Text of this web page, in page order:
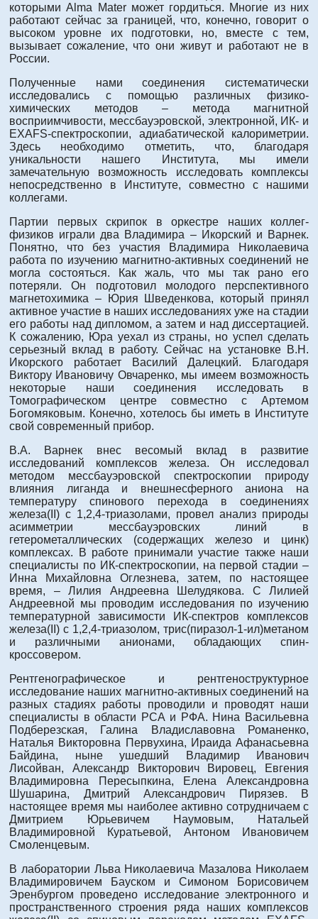
которыми Alma Mater может гордиться. Многие из них
работают сейчас за границей, что, конечно, говорит о
высоком уровне их подготовки, но, вместе с тем,
вызывает сожаление, что они живут и работают не в
России.
Полученные нами соединения систематически
исследовались с помощью различных физико-
химических методов – метода магнитной
восприимчивости, мессбауэровской, электронной, ИК- и
EXAFS-спектроскопии, адиабатической калориметрии.
Здесь необходимо отметить, что, благодаря
уникальности нашего Института, мы имели
замечательную возможность исследовать комплексы
непосредственно в Институте, совместно с нашими
коллегами.
Партии первых скрипок в оркестре наших коллег-
физиков играли два Владимира – Икорский и Варнек.
Понятно, что без участия Владимира Николаевича
работа по изучению магнитно-активных соединений не
могла состояться. Как жаль, что мы так рано его
потеряли. Он подготовил молодого перспективного
магнетохимика – Юрия Шведенкова, который принял
активное участие в наших исследованиях уже на стадии
его работы над дипломом, а затем и над диссертацией.
К сожалению, Юра уехал из страны, но успел сделать
серьезный вклад в работу. Сейчас на установке В.Н.
Икорского работает Василий Далецкий. Благодаря
Виктору Ивановичу Овчаренко, мы имеем возможность
некоторые наши соединения исследовать в
Томографическом центре совместно с Артемом
Богомяковым. Конечно, хотелось бы иметь в Институте
свой современный прибор.
В.А. Варнек внес весомый вклад в развитие
исследований комплексов железа. Он исследовал
методом мессбауэровской спектроскопии природу
влияния лиганда и внешнесферного аниона на
температуру спинового перехода в соединениях
железа(II) с 1,2,4-триазолами, провел анализ природы
асимметрии мессбауэровских линий в
гетерометаллических (содержащих железо и цинк)
комплексах. В работе принимали участие также наши
специалисты по ИК-спектроскопии, на первой стадии –
Инна Михайловна Оглезнева, затем, по настоящее
время, – Лилия Андреевна Шелудякова. С Лилией
Андреевной мы проводим исследования по изучению
температурной зависимости ИК-спектров комплексов
железа(II) c 1,2,4-триазолом, трис(пиразол-1-ил)метаном
и различными анионами, обладающих спин-
кроссовером.
Рентгенографическое и рентгеноструктурное
исcледование наших магнитно-активных соединений на
разных стадиях работы проводили и проводят наши
специалисты в области РСА и РФА. Нина Васильевна
Подберезская, Галина Владиславовна Романенко,
Наталья Викторовна Первухина, Ираида Афанасьевна
Байдина, ныне ушедший Владимир Иванович
Лисойван, Александр Викторович Вировец, Евгения
Владимировна Пересыпкина, Елена Александровна
Шушарина, Дмитрий Александрович Пирязев. В
настоящее время мы наиболее активно сотрудничаем с
Дмитрием Юрьевичем Наумовым, Натальей
Владимировной Куратьевой, Антоном Ивановичем
Смоленцевым.
В лаборатории Льва Николаевича Мазалова Николаем
Владимировичем Бауском и Симоном Борисовичем
Эренбургом проведено исследование электронного и
пространственного строения ряда наших комплексов